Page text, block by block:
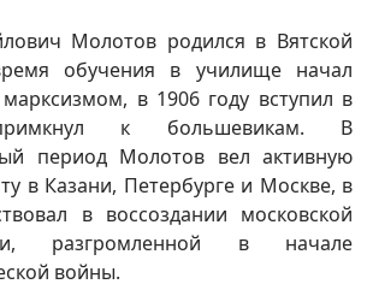
Молотов родился в Вятской
обучения в училище начал
марксизмом, в 1906 году вступил в
к большевикам. В
период Молотов вел активную
в Казани, Петербурге и Москве, в
в воссоздании московской
разгромленной в начале
войны.